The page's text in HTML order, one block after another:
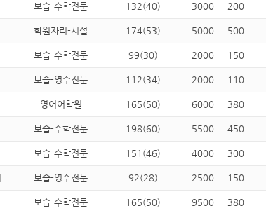
보습-수학전문 132(40) 3000 200
학원자리-시설 174(53) 5000 500
보습-수학전문 99(30) 2000 150
보습-영수전문 112(34) 2000 110
영어어학원 165(50) 6000 380
보습-수학전문 198(60) 5500 450
보습-수학전문 151(46) 4000 300
보습-영수전문 92(28) 2500 150
보습-수학전문 165(50) 9500 380